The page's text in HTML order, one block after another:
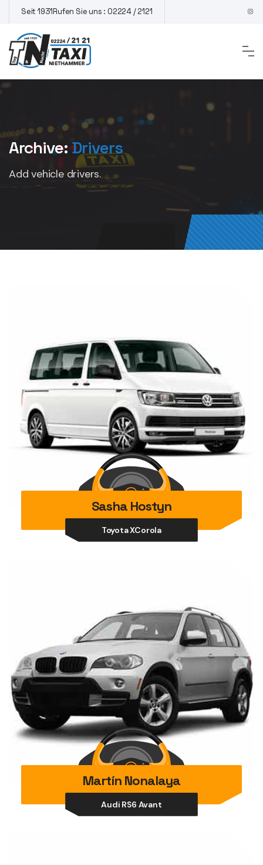
to
content
Seit 1931Rufen Sie uns : 02224 / 2121
Archive:Drivers
Add vehicle drivers.
Sasha Hostyn
Toyota XCorola
Martín Nonalaya
Audi RS6 Avant